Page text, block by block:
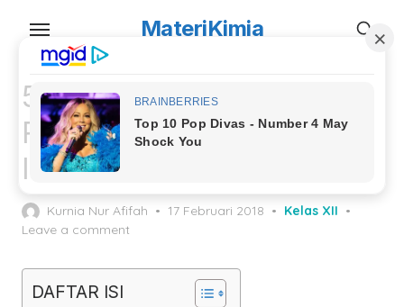
content
MateriKimia
5 Penerapan Reaksi
Redoks dalam Bidang
Industri
Kurnia Nur Afifah
Posted
17 Februari 2018
Kelas XII
Leave a comment
DAFTAR ISI